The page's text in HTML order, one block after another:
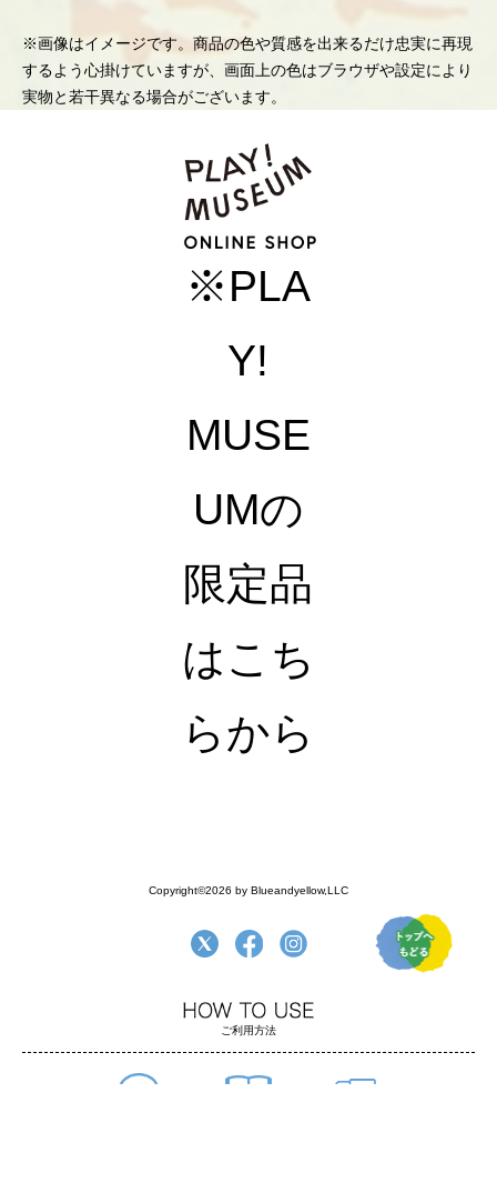
※画像はイメージです。商品の色や質感を出来るだけ忠実に再現
するよう心掛けていますが、画面上の色はブラウザや設定により
実物と若干異なる場合がございます。
※PLA
Y!
MUSE
UMの
限定品
はこち
らから
Copyright©2026 by Blueandyellow,LLC
ご利用方法